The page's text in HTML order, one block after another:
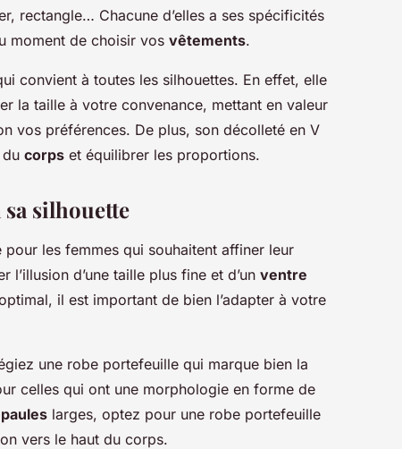
rectangle… Chacune d’elles a ses spécificités
moment de choisir vos vêtements.
convient à toutes les silhouettes. En effet, elle
la taille à votre convenance, mettant en valeur
vos préférences. De plus, son décolleté en V
corps et équilibrer les proportions.
silhouette
les femmes qui souhaitent affiner leur
d’une taille plus fine et d’un ventre
il est important de bien l’adapter à votre
une robe portefeuille qui marque bien la
celles qui ont une morphologie en forme de
larges, optez pour une robe portefeuille
vers le haut du corps.